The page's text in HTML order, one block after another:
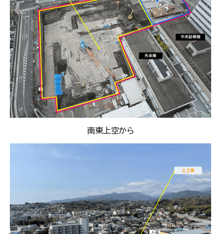
南東上空から